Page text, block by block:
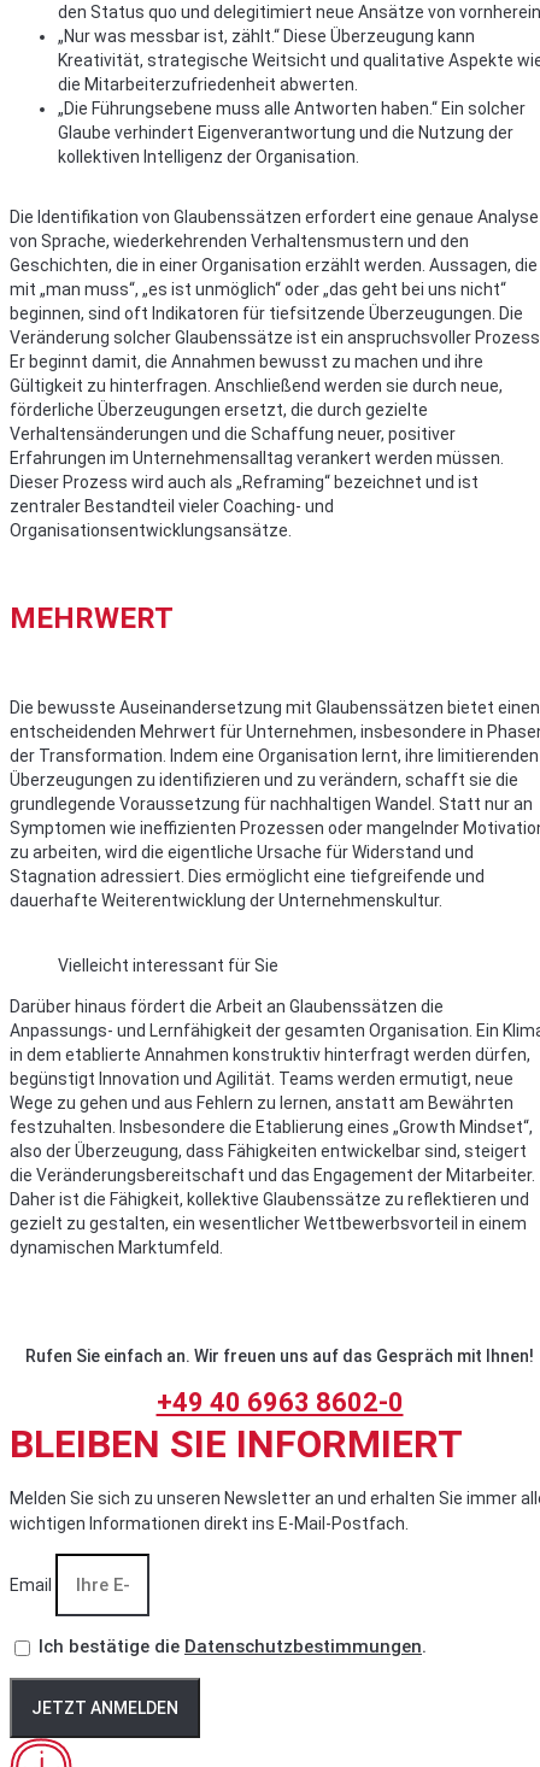
den Status quo und delegitimiert neue Ansätze von
„Nur was messbar ist, zählt.“ Diese Überzeugung kann
Kreativität, strategische Weitsicht und qualitative Aspekte
die Mitarbeiterzufriedenheit abwerten.
„Die Führungsebene muss alle Antworten haben.“ Ein solcher
Glaube verhindert Eigenverantwortung und die Nutzung der
kollektiven Intelligenz der Organisation.
Die Identifikation von Glaubenssätzen erfordert eine genaue Analyse
von Sprache, wiederkehrenden Verhaltensmustern und den
Geschichten, die in einer Organisation erzählt werden. Aussagen, die
mit „man muss“, „es ist unmöglich“ oder „das geht bei uns nicht“
beginnen, sind oft Indikatoren für tiefsitzende Überzeugungen. Die
Veränderung solcher Glaubenssätze ist ein anspruchsvoller
Er beginnt damit, die Annahmen bewusst zu machen und ihre
Gültigkeit zu hinterfragen. Anschließend werden sie durch neue,
förderliche Überzeugungen ersetzt, die durch gezielte
Verhaltensänderungen und die Schaffung neuer, positiver
Erfahrungen im Unternehmensalltag verankert werden müssen.
Dieser Prozess wird auch als „Reframing“ bezeichnet und ist
zentraler Bestandteil vieler Coaching- und
Organisationsentwicklungsansätze.
MEHRWERT
Die bewusste Auseinandersetzung mit Glaubenssätzen bietet einen
entscheidenden Mehrwert für Unternehmen, insbesondere in
der Transformation. Indem eine Organisation lernt, ihre limitierenden
Überzeugungen zu identifizieren und zu verändern, schafft sie die
grundlegende Voraussetzung für nachhaltigen Wandel. Statt nur an
Symptomen wie ineffizienten Prozessen oder mangelnder
zu arbeiten, wird die eigentliche Ursache für Widerstand und
Stagnation adressiert. Dies ermöglicht eine tiefgreifende und
dauerhafte Weiterentwicklung der Unternehmenskultur.
Vielleicht interessant für Sie
Darüber hinaus fördert die Arbeit an Glaubenssätzen die
Anpassungs- und Lernfähigkeit der gesamten Organisation. Ein
in dem etablierte Annahmen konstruktiv hinterfragt werden dürfen,
begünstigt Innovation und Agilität. Teams werden ermutigt, neue
Wege zu gehen und aus Fehlern zu lernen, anstatt am Bewährten
festzuhalten. Insbesondere die Etablierung eines „Growth Mindset“,
also der Überzeugung, dass Fähigkeiten entwickelbar sind, steigert
die Veränderungsbereitschaft und das Engagement der Mitarbeiter.
Daher ist die Fähigkeit, kollektive Glaubenssätze zu reflektieren und
gezielt zu gestalten, ein wesentlicher Wettbewerbsvorteil in einem
dynamischen Marktumfeld.
Rufen Sie einfach an. Wir freuen uns auf das Gespräch mit Ihnen!
+49 40 6963 8602-0
BLEIBEN SIE INFORMIERT
Melden Sie sich zu unseren Newsletter an und erhalten Sie immer
wichtigen Informationen direkt ins E-Mail-Postfach.
Email
Ich bestätige die Datenschutzbestimmungen.
JETZT ANMELDEN